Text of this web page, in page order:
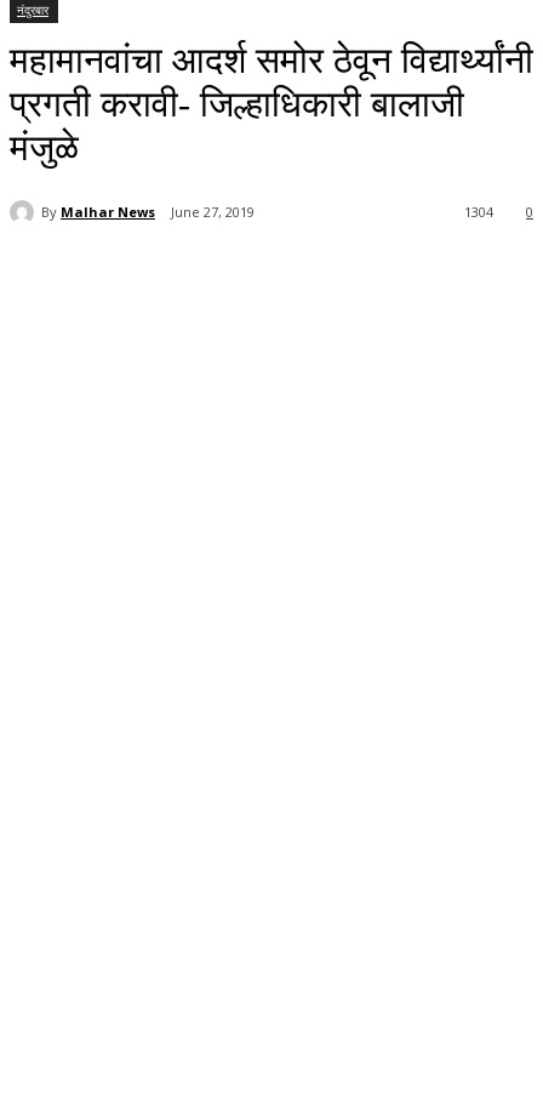
नंदुरबार
महामानवांचा आदर्श समोर ठेवून विद्यार्थ्यांनी
प्रगती करावी- जिल्हाधिकारी बालाजी
मंजुळे
By Malhar News June 27, 2019 0
1304